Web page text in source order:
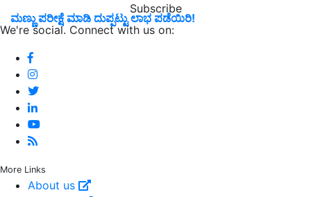
Subscribe
We're social. Connect with us on:
More Links
About us
ಮಣ್ಣು ಪರೀಕ್ಷೆ ಮಾಡಿ ದುಪ್ಪಟ್ಟು ಲಾಭ ಪಡೆಯಿರಿ!